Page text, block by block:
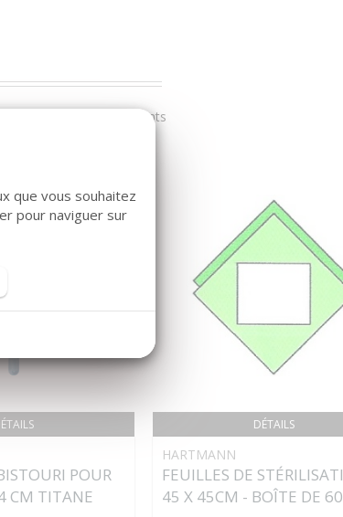
plébiscités par nos clients
POUR
CM TITANE
DÉTAILS
HARTMANN
FEUILLES DE
45 X 45CM - BOÎTE DE
que vous souhaitez
pour naviguer sur